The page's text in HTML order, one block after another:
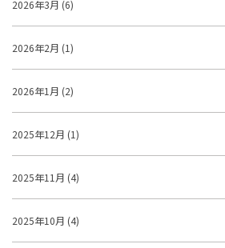
2026年3月 (6)
2026年2月 (1)
2026年1月 (2)
2025年12月 (1)
2025年11月 (4)
2025年10月 (4)